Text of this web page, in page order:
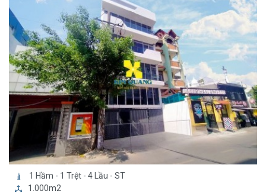
1 Hầm - 1 Trệt - 4 Lầu - ST
1.000m2